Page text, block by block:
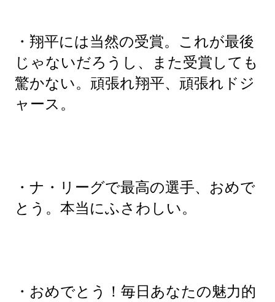
・翔平には当然の受賞。これが最後
じゃないだろうし、また受賞しても
驚かない。頑張れ翔平、頑張れドジ
ャース。
・ナ・リーグで最高の選手、おめで
とう。本当にふさわしい。
・おめでとう！毎日あなたの魅力的